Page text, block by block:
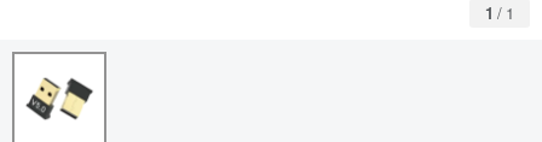
1 / 1